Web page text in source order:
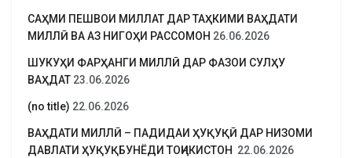
САҲМИ ПЕШВОИ МИЛЛАТ ДАР ТАҲКИМИ ВАҲДАТИ
МИЛЛӢ ВА АЗ НИГОҲИ РАССОМОН 26.06.2026
ШУКУҲИ ФАРҲАНГИ МИЛЛӢ ДАР ФАЗОИ СУЛҲУ
ВАҲДАТ 23.06.2026
(no title) 22.06.2026
ВАҲДАТИ МИЛЛӢ – ПАДИДАИ ҲУҚУҚӢ ДАР НИЗОМИ
ДАВЛАТИ ҲУҚУҚБУНЁДИ ТОҶИКИСТОН 22.06.2026